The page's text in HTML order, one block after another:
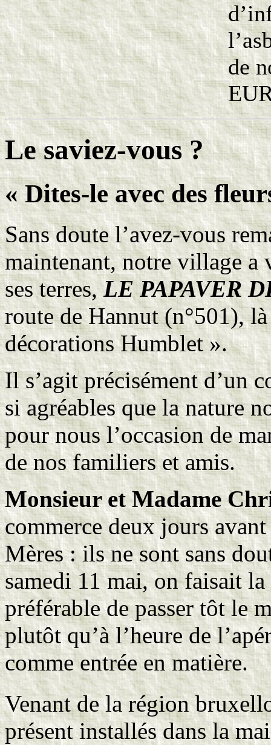
de
Le saviez-vous ?
« Dites-le avec des
Sans doute l’avez-vous
maintenant, notre village
ses terres,LE PAPAVER
route de Hannut (n°501),
décorations Humblet ».
Il s’agit précisément d’un
si agréables que la nature
pour nous l’occasion de
de nos familiers et amis.
Monsieur et Madame
commerce deux jours
Mères : ils ne sont sans
samedi 11 mai, on faisait
préférable de passer tôt le
plutôt qu’à l’heure de
comme entrée en matière.
Venant de la région
présent installés dans la